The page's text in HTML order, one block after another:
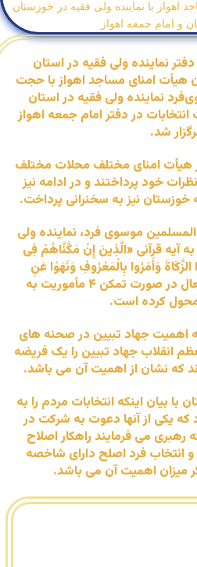
نماینده ولی فقیه در استان
هیأت امنای مساجد اهواز با حجت
نماینده ولی فقیه در استان
در دفتر امام جمعه اهواز
شد.
هیأت امنای مختلف محلات مختلف
خود پرداختند و در ادامه نیز
خوزستان نیز به سخنرانی پرداخت.
موسوی فرد، نماینده ولی
آیه قرآنی «الَّذِینَ إِنْ مَکَّنَّاهُمْ فِی
الزَّکَاةَ وَأَمَرُوا بِالْمَعْرُوفِ وَنَهَوْا عَنِ
الْمُنْکَرِ»، گفت: خداوند متعال در صورت تمکن ۴ مأموریت به
کرده است.
اهمیت جهاد تبیین در صحنه های
انقلاب جهاد تبیین را یک فریضه
که نشان از اهمیت آن می باشد.
با بیان اینکه انتخابات مردم را به
که یکی از آنها دعوت به شرکت در
رهبری می فرمایند راهکار اصلاح
انتخاب فرد اصلح دارای شاخصه
میزان اهمیت آن می باشد.